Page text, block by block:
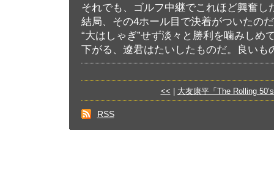
それでも、ゴルフ中継でこれほど興奮し
結局、その4ホール目で決着がついたの
“大はしゃぎ”せず淡々と勝利を噛みしめ
下がる、遼君はたいしたものだ。良いも
<< 大友康平「The Rolling
RSS